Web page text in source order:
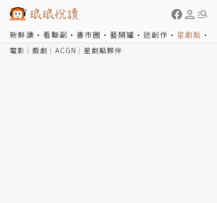
新鮮讀 看聯副 書市圈 藝開罐 迷創作 星劇點
電影 戲劇 ACGN 星劇點夥伴